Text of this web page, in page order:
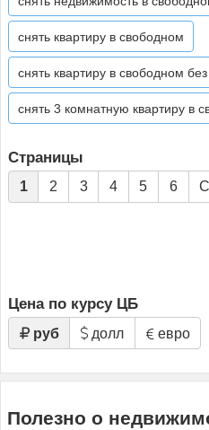
снять квартиру в свободном
снять квартиру в свободном
снять 3 комнатную квартиру в
Страницы
1 2 3 4 5 6
Цена по курсу ЦБ
руб долл евро
Полезно о